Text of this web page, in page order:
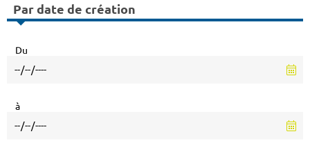
Par date de création
Du
à